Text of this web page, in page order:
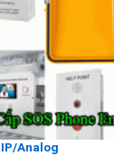
Analog